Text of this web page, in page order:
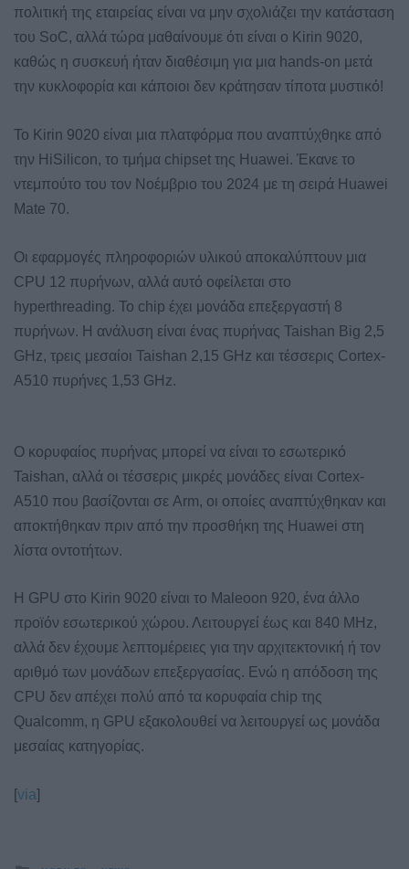
πολιτική της εταιρείας είναι να μην σχολιάζει την κατάσταση
του SoC, αλλά τώρα μαθαίνουμε ότι είναι ο Kirin 9020,
καθώς η συσκευή ήταν διαθέσιμη για μια hands-on μετά
την κυκλοφορία και κάποιοι δεν κράτησαν τίποτα μυστικό!
Το Kirin 9020 είναι μια πλατφόρμα που αναπτύχθηκε από
την HiSilicon, το τμήμα chipset της Huawei. Έκανε το
ντεμπούτο του τον Νοέμβριο του 2024 με τη σειρά Huawei
Mate 70.
Οι εφαρμογές πληροφοριών υλικού αποκαλύπτουν μια
CPU 12 πυρήνων, αλλά αυτό οφείλεται στο
hyperthreading. Το chip έχει μονάδα επεξεργαστή 8
πυρήνων. Η ανάλυση είναι ένας πυρήνας Taishan Big 2,5
GHz, τρεις μεσαίοι Taishan 2,15 GHz και τέσσερις Cortex-
A510 πυρήνες 1,53 GHz.
Ο κορυφαίος πυρήνας μπορεί να είναι το εσωτερικό
Taishan, αλλά οι τέσσερις μικρές μονάδες είναι Cortex-
A510 που βασίζονται σε Arm, οι οποίες αναπτύχθηκαν και
αποκτήθηκαν πριν από την προσθήκη της Huawei στη
λίστα οντοτήτων.
Η GPU στο Kirin 9020 είναι το Maleoon 920, ένα άλλο
προϊόν εσωτερικού χώρου. Λειτουργεί έως και 840 MHz,
αλλά δεν έχουμε λεπτομέρειες για την αρχιτεκτονική ή τον
αριθμό των μονάδων επεξεργασίας. Ενώ η απόδοση της
CPU δεν απέχει πολύ από τα κορυφαία chip της
Qualcomm, η GPU εξακολουθεί να λειτουργεί ως μονάδα
μεσαίας κατηγορίας.
[via]